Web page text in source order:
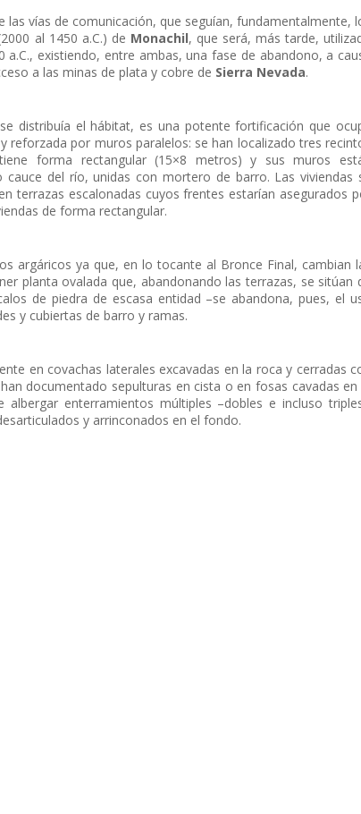
vías de comunicación, que seguían, fundamentalmente,
al 1450 a.C.) de Monachil, que será, más tarde,
existiendo, entre ambas, una fase de abandono, a
a las minas de plata y cobre de Sierra Nevada.
distribuía el hábitat, es una potente fortificación que
reforzada por muros paralelos: se han localizado tres
forma rectangular (15×8 metros) y sus muros
del río, unidas con mortero de barro. Las viviendas
terrazas escalonadas cuyos frentes estarían asegurados
de forma rectangular.
argáricos ya que, en lo tocante al Bronce Final, cambian
planta ovalada que, abandonando las terrazas, se sitúan
de piedra de escasa entidad –se abandona, pues, el
y cubiertas de barro y ramas.
en covachas laterales excavadas en la roca y cerradas
documentado sepulturas en cista o en fosas cavadas en
albergar enterramientos múltiples –dobles e incluso
y arrinconados en el fondo.